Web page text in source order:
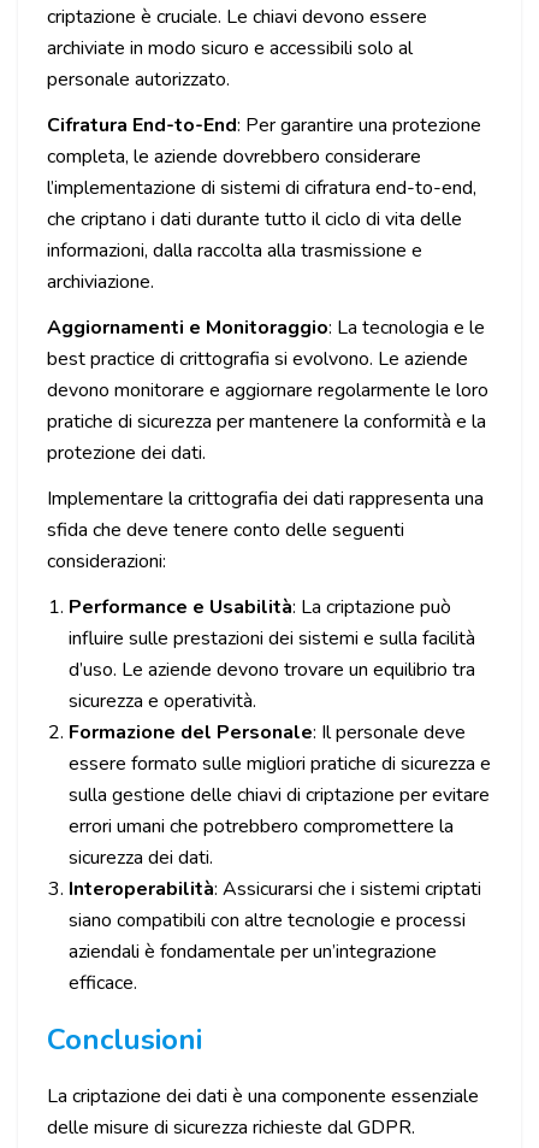
criptazione è cruciale. Le chiavi devono essere
archiviate in modo sicuro e accessibili solo al
personale autorizzato.
Cifratura End-to-End: Per garantire una protezione
completa, le aziende dovrebbero considerare
l’implementazione di sistemi di cifratura end-to-end,
che criptano i dati durante tutto il ciclo di vita delle
informazioni, dalla raccolta alla trasmissione e
archiviazione.
Aggiornamenti e Monitoraggio: La tecnologia e le
best practice di crittografia si evolvono. Le aziende
devono monitorare e aggiornare regolarmente le loro
pratiche di sicurezza per mantenere la conformità e la
protezione dei dati.
Implementare la crittografia dei dati rappresenta una
sfida che deve tenere conto delle seguenti
considerazioni:
Performance e Usabilità: La criptazione può
influire sulle prestazioni dei sistemi e sulla facilità
d’uso. Le aziende devono trovare un equilibrio tra
sicurezza e operatività.
Formazione del Personale: Il personale deve
essere formato sulle migliori pratiche di sicurezza e
sulla gestione delle chiavi di criptazione per evitare
errori umani che potrebbero compromettere la
sicurezza dei dati.
Interoperabilità: Assicurarsi che i sistemi criptati
siano compatibili con altre tecnologie e processi
aziendali è fondamentale per un’integrazione
efficace.
Conclusioni
La criptazione dei dati è una componente essenziale
delle misure di sicurezza richieste dal GDPR.